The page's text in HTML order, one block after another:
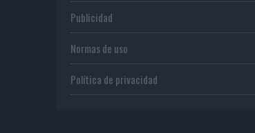
Publicidad
Normas de uso
Política de privacidad